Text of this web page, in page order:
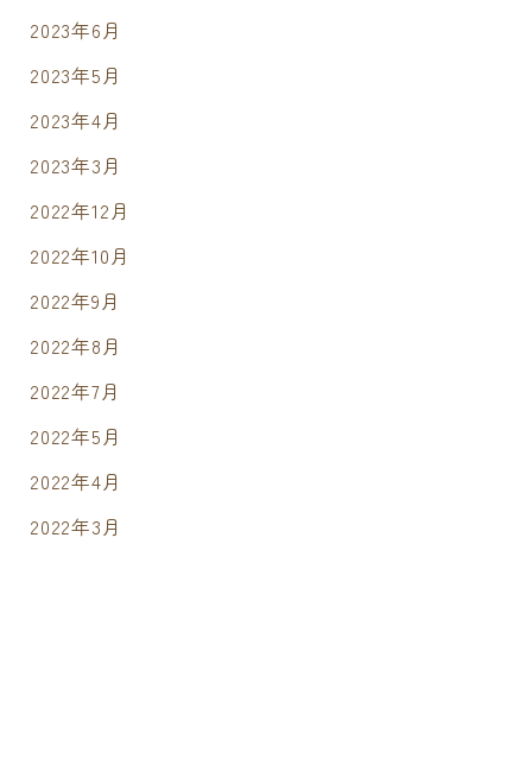
2023年6月
2023年5月
2023年4月
2023年3月
2022年12月
2022年10月
2022年9月
2022年8月
2022年7月
2022年5月
2022年4月
2022年3月